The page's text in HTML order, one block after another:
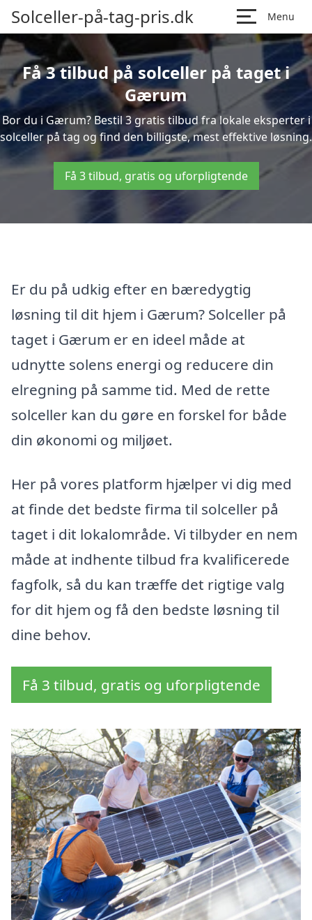
Solceller-på-tag-pris.dk Menu
Få 3 tilbud på solceller på taget i
Gærum
Bor du i Gærum? Bestil 3 gratis tilbud fra lokale eksperter i
solceller på tag og find den billigste, mest effektive løsning.
Få 3 tilbud, gratis og uforpligtende
Er du på udkig efter en bæredygtig
løsning til dit hjem i Gærum? Solceller på
taget i Gærum er en ideel måde at
udnytte solens energi og reducere din
elregning på samme tid. Med de rette
solceller kan du gøre en forskel for både
din økonomi og miljøet.
Her på vores platform hjælper vi dig med
at finde det bedste firma til solceller på
taget i dit lokalområde. Vi tilbyder en nem
måde at indhente tilbud fra kvalificerede
fagfolk, så du kan træffe det rigtige valg
for dit hjem og få den bedste løsning til
dine behov.
Få 3 tilbud, gratis og uforpligtende